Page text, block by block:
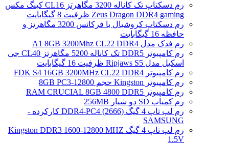
رم دسکتاپ تک کاناله 3200 مگاهرتز CL16 کینگ مکس
Zeus Dragon DDR4 gaming ظرفیت 8 گیگابایت
رم دسکتاپ کروشیال با فرکانس 3200 مگاهرتز و
حافظه 16 گیگابایت
رم فدک مدل A1 8GB 3200Mhz CL22 DDR4
رم کامپیوتر DDR5 تک کاناله 5200 مگاهرتز CL40 جی
اسکیل مدل Ripjaws S5 ظرفیت 16 گیگابایت
رم کامپیوتر FDK S4 16GB 3200MHz CL22 DDR4
رم کامپیوتر Kingston حجم 8GB PC3-12800
رم کامپیوتر RAM CRUCIAL 8GB 4800 DDR5
رم کمیاب SD دو شیار 256MB
رم لپ تاپ 4 گیگ DDR4-PC4 (2666) کارکرده -
SAMSUNG
رم لپ تاپ 4 گیگ Kingston DDR3 1600-12800 MHZ
1.5V